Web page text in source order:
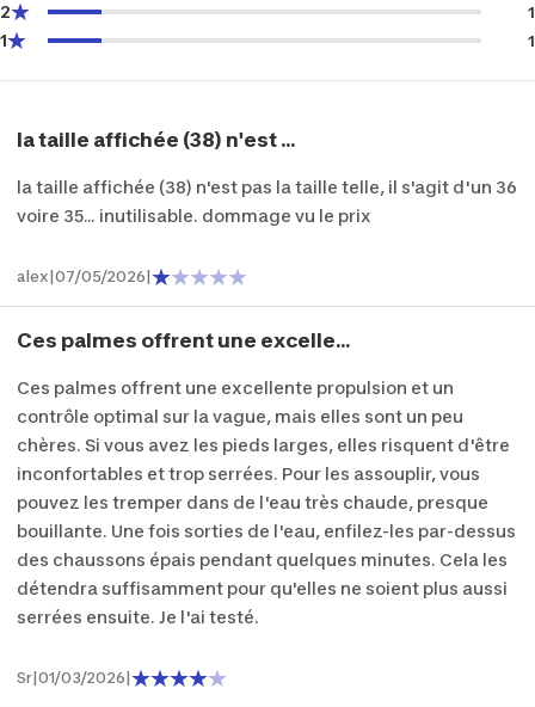
2 1
1 1
la taille affichée (38) n'est ...
la taille affichée (38) n'est pas la taille telle, il s'agit d'un 36
voire 35... inutilisable. dommage vu le prix
alex 07/05/2026
Ces palmes offrent une excelle...
Ces palmes offrent une excellente propulsion et un
contrôle optimal sur la vague, mais elles sont un peu
chères. Si vous avez les pieds larges, elles risquent d'être
inconfortables et trop serrées. Pour les assouplir, vous
pouvez les tremper dans de l'eau très chaude, presque
bouillante. Une fois sorties de l'eau, enfilez-les par-dessus
des chaussons épais pendant quelques minutes. Cela les
détendra suffisamment pour qu'elles ne soient plus aussi
serrées ensuite. Je l'ai testé.
Sr 01/03/2026